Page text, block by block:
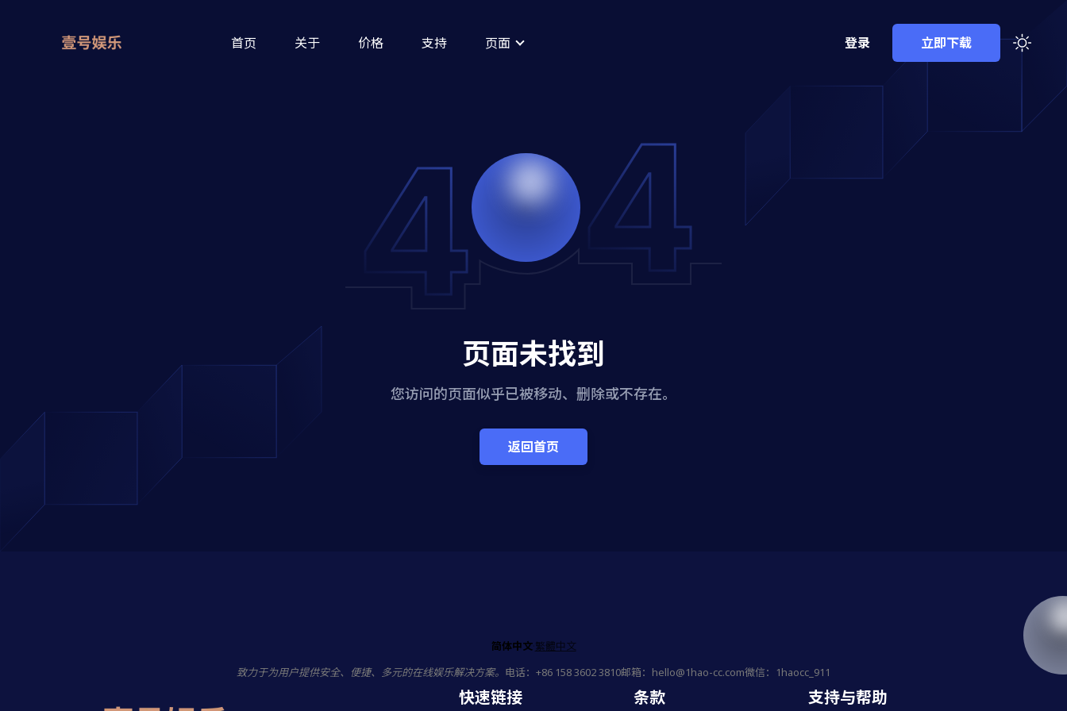
首页 关于 价格 支持 页面 登录 立即下载
页面未找到
您访问的页面似乎已被移动、删除或不存在。
返回首页
简体中文· 繁體中文
致力于为用户提供安全、便捷、多元的在线娱乐解决方案。 电话： +86 158 3602 3810邮箱： hello@1hao-cc.com微信：1haocc_911
快速链接 条款 支持与帮助